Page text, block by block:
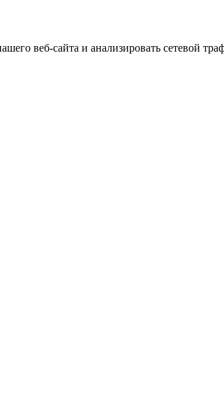
веб-сайта и анализировать сетевой